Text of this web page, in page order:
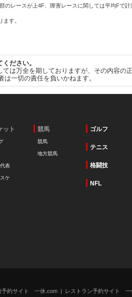
レースが上4F、障害レースに関しては平均Fで
す。
ださい。
は万全を期しておりますが、その内容
一切の責任を負いかねます。
ット
表
ケ
競馬
競馬
地方競馬
ゴルフ
テニス
格闘技
NFL
予約サイト 一休.com
レストラン予約サイト